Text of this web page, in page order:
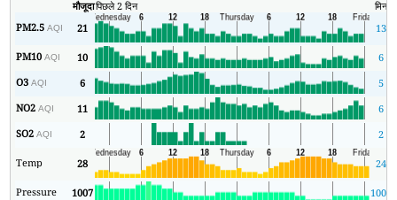
मौजूदापिछले 2 दिन मिन
PM2.5AQI 21 13
PM10AQI 10
6
O3AQI 6
5
NO2AQI 11
6
SO2AQI 2 2
Temp 28 24
Pressure 1007 1006